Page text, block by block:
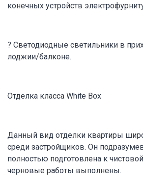
конечных устройств
? Светодиодные светильники в
лоджии/балконе.
Отделка класса White Box
Данный вид отделки квартиры
среди застройщиков. Он
полностью подготовлена к
черновые работы выполнены.